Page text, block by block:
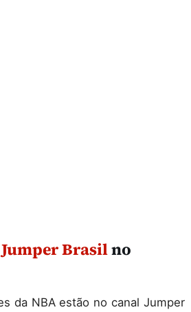
Jumper Brasilno
da NBA estão no canal Jumper